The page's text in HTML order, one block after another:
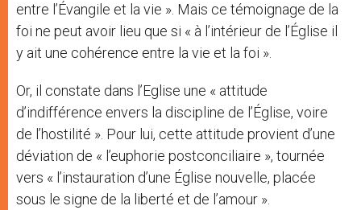
entre l’Évangile et la vie ». Mais ce témoignage de la
foi ne peut avoir lieu que si « à l’intérieur de l’Église il
y ait une cohérence entre la vie et la foi ».
Or, il constate dans l’Eglise une « attitude
d’indifférence envers la discipline de l’Église, voire
de l’hostilité ». Pour lui, cette attitude provient d’une
déviation de « l’euphorie postconciliaire », tournée
vers « l’instauration d’une Église nouvelle, placée
sous le signe de la liberté et de l’amour ».